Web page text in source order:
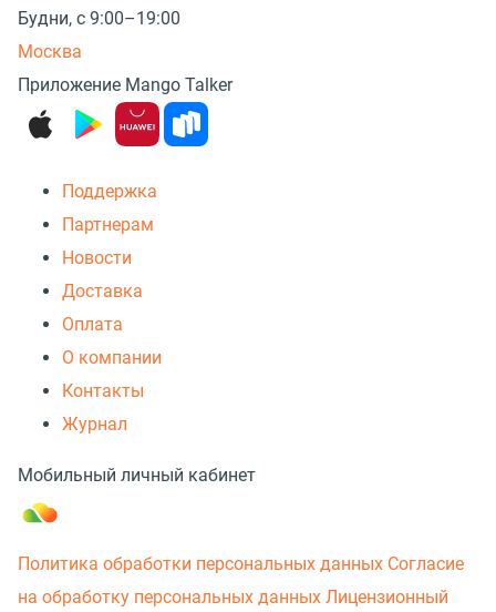
Будни, с 9:00–19:00
Москва
Приложение Mango Talker
Поддержка
Партнерам
Новости
Доставка
Оплата
О компании
Контакты
Журнал
Мобильный личный кабинет
Политика обработки персональных данных Согласие
на обработку персональных данных Лицензионный